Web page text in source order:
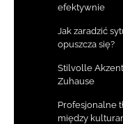
efektywnie
Jak zaradzić
opuszcza się?
Stilvolle
Zuhause
Profesjonalne
między